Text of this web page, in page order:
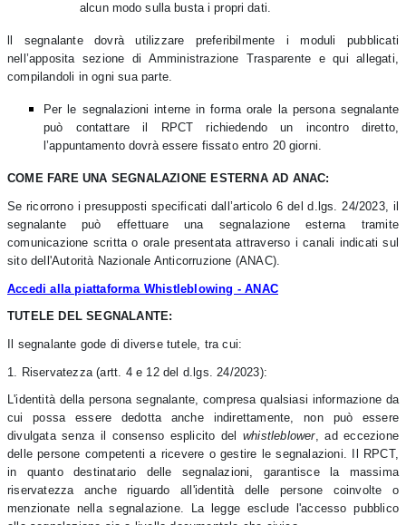
alcun modo sulla busta i propri dati.
ll segnalante dovrà utilizzare preferibilmente i moduli pubblicati
nell’apposita sezione di Amministrazione Trasparente e qui allegati,
compilandoli in ogni sua parte.
Per le segnalazioni interne in forma orale la persona segnalante
può contattare il RPCT richiedendo un incontro diretto,
l’appuntamento dovrà essere fissato entro 20 giorni.
COME FARE UNA SEGNALAZIONE ESTERNA AD ANAC:
Se ricorrono i presupposti specificati dall’articolo 6 del d.lgs. 24/2023, il
segnalante può effettuare una segnalazione esterna tramite
comunicazione scritta o orale presentata attraverso i canali indicati sul
sito dell'Autorità Nazionale Anticorruzione (ANAC).
Accedi alla piattaforma Whistleblowing - ANAC
TUTELE DEL SEGNALANTE:
Il segnalante gode di diverse tutele, tra cui:
1. Riservatezza (artt. 4 e 12 del d.lgs. 24/2023):
L'identità della persona segnalante, compresa qualsiasi informazione da
cui possa essere dedotta anche indirettamente, non può essere
divulgata senza il consenso esplicito delwhistleblower, ad eccezione
delle persone competenti a ricevere o gestire le segnalazioni. Il RPCT,
in quanto destinatario delle segnalazioni, garantisce la massima
riservatezza anche riguardo all'identità delle persone coinvolte o
menzionate nella segnalazione. La legge esclude l'accesso pubblico